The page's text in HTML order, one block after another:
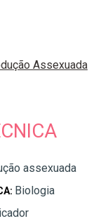
Assexuada
assexuada
Biologia